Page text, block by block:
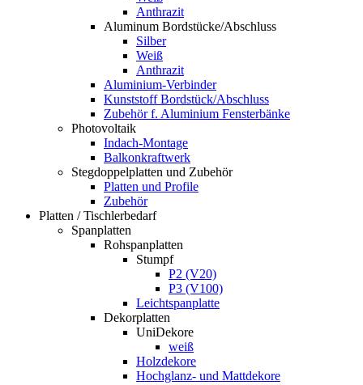
Anthrazit
Aluminum Bordstücke/Abschluss
Silber
Weiß
Anthrazit
Aluminium-Verbinder
Kunststoff Bordstück/Abschluss
Zubehör f. Aluminium Fensterbänke
Photovoltaik
Indach-Montage
Balkonkraftwerk
Stegdoppelplatten und Zubehör
Platten und Profile
Zubehör
Platten / Tischlerbedarf
Spanplatten
Rohspanplatten
Stumpf
P2 (V20)
P3 (V100)
Leichtspanplatte
Dekorplatten
UniDekore
weiß
Holzdekore
Hochglanz- und Mattdekore